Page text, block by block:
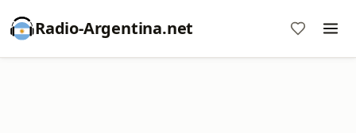
Radio-Argentina.net